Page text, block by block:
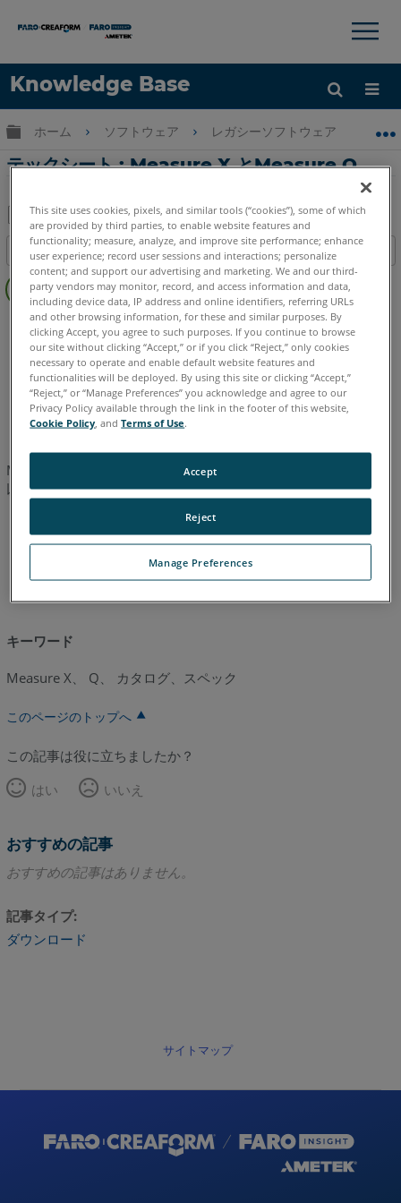
Knowledge Base
言語
×
グローバル階層を展開/折りたたむ
ホーム ソフトウェア レガシーソフトウェア レ
テックシート : Measure X とMeasure Q
PDF
と
し
て
目次
ヘ
ー
し
CAM2 Measure Q Measure X
ドイツ語 日本語 英語
Measure X およびMeasure Q の技術仕様を含むテックシートを
以下のリンクから確認下さい。
キーワード
Measure X、 Q、 カタログ、スペック
このページのトップへ
この記事は役に立ちましたか？
はい
いいえ
おすすめの記事
おすすめの記事はありません。
記事タイプ
ダウンロード
サイトマップ
This site uses cookies, pixels, and similar tools (“cookies”), some of which
are provided by third parties, to enable website features and
functionality; measure, analyze, and improve site performance; enhance
user experience; record user sessions and interactions; personalize
content; and support our advertising and marketing. We and our third-
party vendors may monitor, record, and access information and data,
including device data, IP address and online identifiers, referring URLs
and other browsing information, for these and similar purposes. By
clicking Accept, you agree to such purposes. If you continue to browse
our site without clicking “Accept,” or if you click “Reject,” only cookies
necessary to operate and enable default website features and
functionalities will be deployed. By using this site or clicking “Accept,”
“Reject,” or “Manage Preferences” you acknowledge and agree to our
Privacy Policy available through the link in the footer of this website,
Cookie Policy , andTerms of Use.
Manage Preferences
Reject
Accept